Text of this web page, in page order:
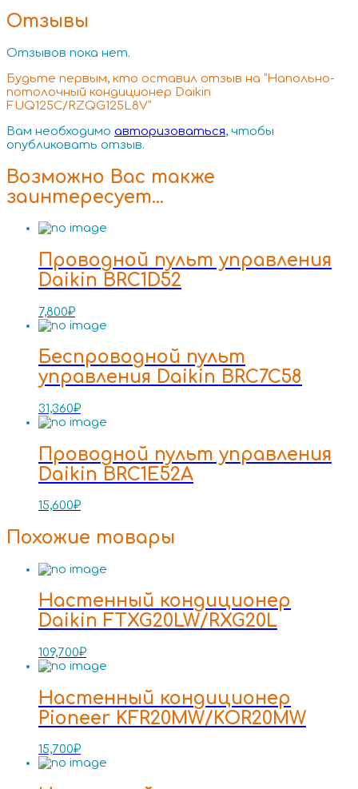
Отзывы
Отзывов пока нет.
Будьте первым, кто оставил отзыв на “Напольно-
потолочный кондиционер Daikin
FUQ125C/RZQG125L8V”
Вам необходимо авторизоваться, чтобы
опубликовать отзыв.
Возможно Вас также
заинтересует…
Проводной пульт управления
Daikin BRC1D52
7,800₽
Беспроводной пульт
управления Daikin BRC7C58
31,360₽
Проводной пульт управления
Daikin BRC1E52A
15,600₽
Похожие товары
Настенный кондиционер
Daikin FTXG20LW/RXG20L
109,700₽
Настенный кондиционер
Pioneer KFR20MW/KOR20MW
15,700₽